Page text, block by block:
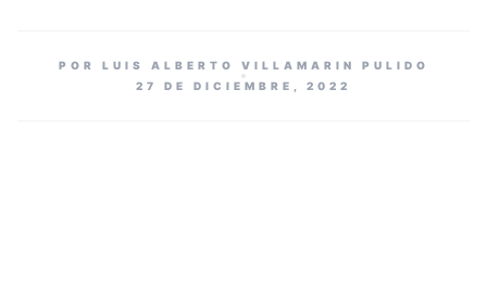
POR LUIS ALBERTO VILLAMARIN PULIDO
27 DE DICIEMBRE, 2022